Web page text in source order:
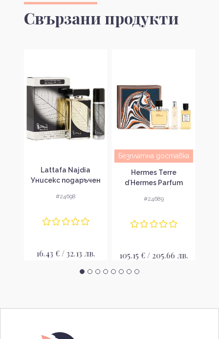
Свързани продукти
Lattafa Najdia
Унисекс подаръчен
#24698
16.43 € / 32.13 лв.
Безплатна доставка
Hermes Terre
d`Hermes Parfum
за мъже
#24689
105.15 € / 205.66 лв.